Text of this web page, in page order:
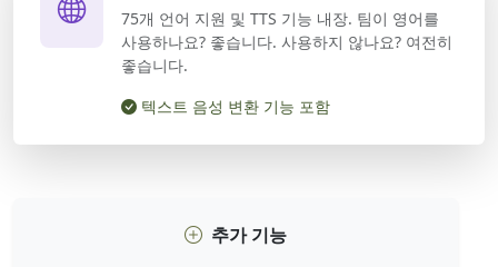
75개 언어 지원 및 TTS 기능 내장. 팀이 영어를
사용하나요? 좋습니다. 사용하지 않나요? 여전히
좋습니다.
텍스트 음성 변환 기능 포함
추가 기능